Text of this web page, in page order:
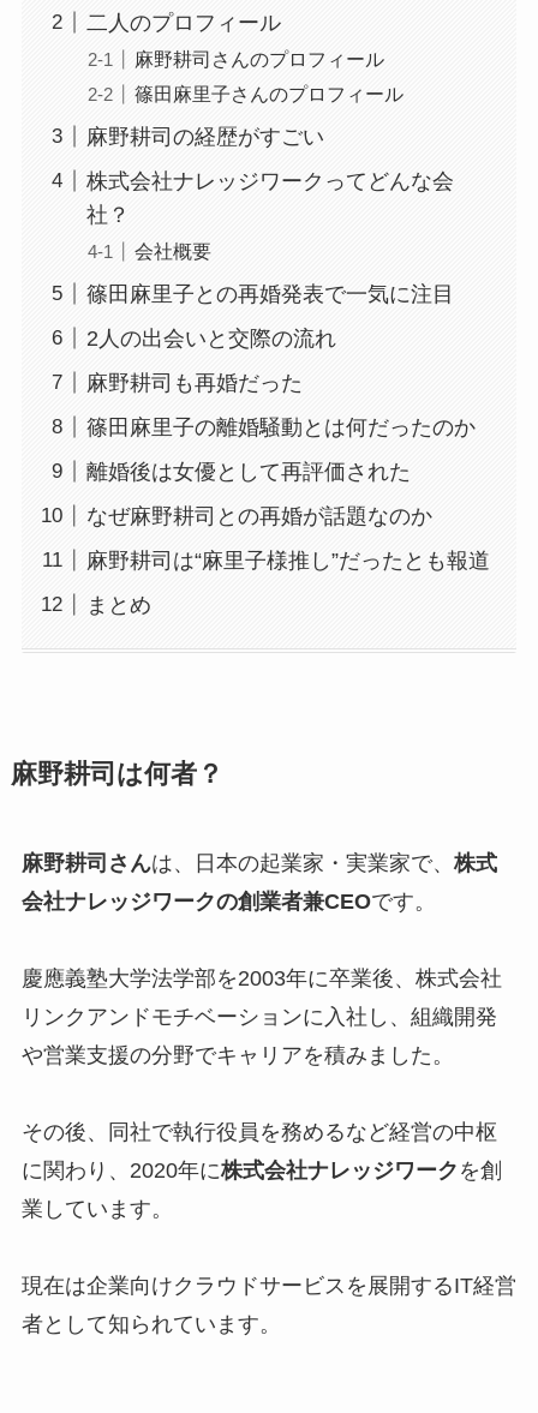
二人のプロフィール
麻野耕司さんのプロフィール
篠田麻里子さんのプロフィール
麻野耕司の経歴がすごい
株式会社ナレッジワークってどんな会
社？
会社概要
篠田麻里子との再婚発表で一気に注目
2人の出会いと交際の流れ
麻野耕司も再婚だった
篠田麻里子の離婚騒動とは何だったのか
離婚後は女優として再評価された
なぜ麻野耕司との再婚が話題なのか
麻野耕司は“麻里子様推し”だったとも報道
まとめ
麻野耕司は何者？
麻野耕司さんは、日本の起業家・実業家で、 株式
会社ナレッジワークの創業者兼CEOです。
慶應義塾大学法学部を2003年に卒業後、株式会社
リンクアンドモチベーションに入社し、組織開発
や営業支援の分野でキャリアを積みました。
その後、同社で執行役員を務めるなど経営の中枢
に関わり、2020年に株式会社ナレッジワーク を創
業しています。
現在は企業向けクラウドサービスを展開するIT経営
者として知られています。